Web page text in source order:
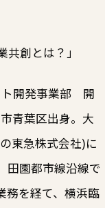
創とは？」
ト開発事業部 開
青葉区出身。大
東急株式会社)に
田園都市線沿線で
務を経て、横浜臨